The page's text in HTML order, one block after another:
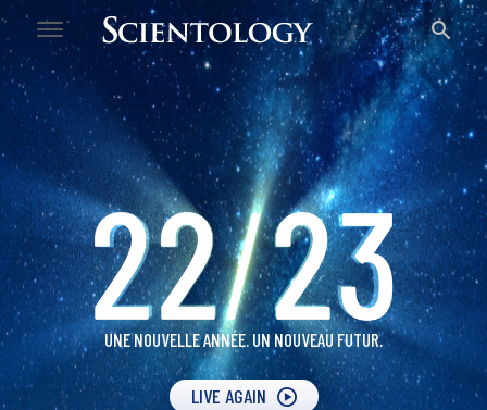
22/23 UN NOUVEL AN
UNE NOUVELLE ANNÉE. UN NOUVEAU FUTUR.
LIVE AGAIN